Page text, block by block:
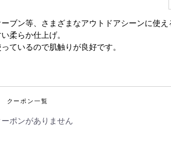
ブン等、さまざまなアウトドアシーンに使え
柔らか仕上げ。
ているので肌触りが良好です。
クーポン一覧
ポンがありません